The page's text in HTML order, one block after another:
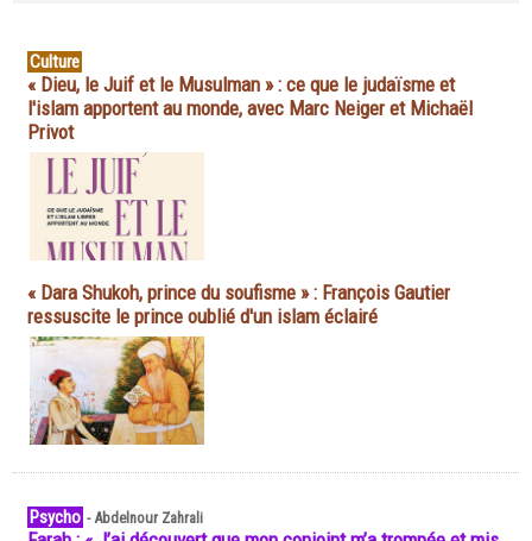
Culture
« Dieu, le Juif et le Musulman » : ce que le judaïsme et
l'islam apportent au monde, avec Marc Neiger et Michaël
Privot
« Dara Shukoh, prince du soufisme » : François Gautier
ressuscite le prince oublié d'un islam éclairé
Psycho -Abdelnour Zahrali